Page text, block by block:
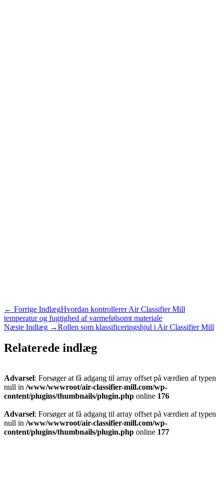
← Forrige IndlægHvordan kontrollerer Air Classifier Mill
temperatur og fugtighed af varmefølsomt materiale
Næste Indlæg →Rollen som klassificeringshjul i Air Classifier Mill
Relaterede indlæg
Advarsel: Forsøger at få adgang til array offset på værdien af typen
null in /www/wwwroot/air-classifier-mill.com/wp-
content/plugins/thumbnails/plugin.php online 176
Advarsel: Forsøger at få adgang til array offset på værdien af typen
null in /www/wwwroot/air-classifier-mill.com/wp-
content/plugins/thumbnails/plugin.php online 177